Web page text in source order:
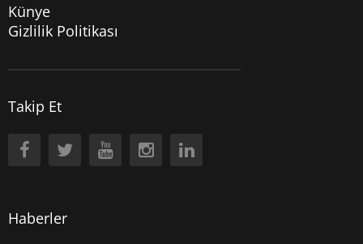
Künye
Gizlilik Politikası
Takip Et
Haberler